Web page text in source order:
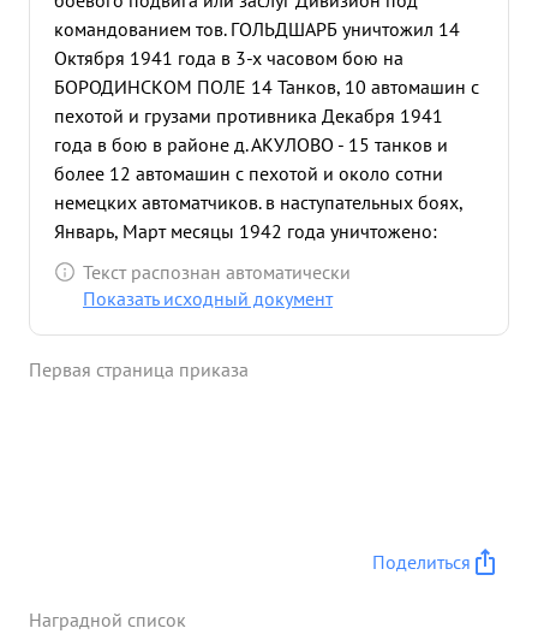
командованием тов. ГОЛЬДШАРБ уничтожил 14
Октября 1941 года в 3-х часовом бою на
БОРОДИНСКОМ ПОЛЕ 14 Танков, 10 автомашин с
пехотой и грузами противника Декабря 1941
года в бою в районе д. АКУЛОВО - 15 танков и
более 12 автомашин с пехотой и около сотни
немецких автоматчиков. в наступательных боях,
Январь, Март месяцы 1942 года уничтожено:
Блиндажей - 8, пулеметных гнезд - 4, подавлено
огнем дивизиона 6 Артил ерийских батареи,
наблюдательный пункт, лично сам т. ГОЛЬДФАРБ
Текст распознан автоматически
Показать исходный документ
Первая страница приказа
Поделиться
Наградной список